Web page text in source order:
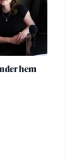
hem